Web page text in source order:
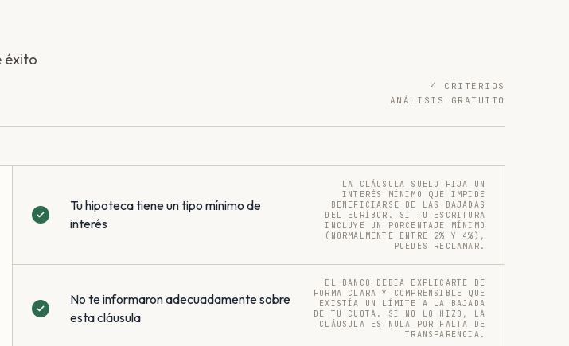
éxito
4 CRITERIOS
ANÁLISIS GRATUITO
Tu hipoteca tiene un tipo mínimo de
interés
LA CLÁUSULA SUELO FIJA UN
INTERÉS MÍNIMO QUE IMPIDE
BENEFICIARSE DE LAS BAJADAS
DEL EURÍBOR. SI TU ESCRITURA
INCLUYE UN PORCENTAJE MÍNIMO
(NORMALMENTE ENTRE 2% Y 4%),
PUEDES RECLAMAR.
No te informaron adecuadamente sobre
esta cláusula
EL BANCO DEBÍA EXPLICARTE DE
FORMA CLARA Y COMPRENSIBLE QUE
EXISTÍA UN LÍMITE A LA BAJADA
DE TU CUOTA. SI NO LO HIZO, LA
CLÁUSULA ES NULA POR FALTA DE
TRANSPARENCIA.